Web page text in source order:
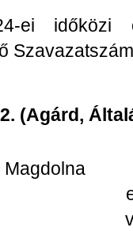
ei időközi
(Agárd,